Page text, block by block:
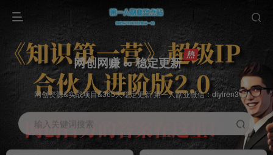
网创网赚 ∞ 稳定更新
网创资源&实战项目&365天稳定更新 第一人副业微信：diyiren3
输入关键词搜索